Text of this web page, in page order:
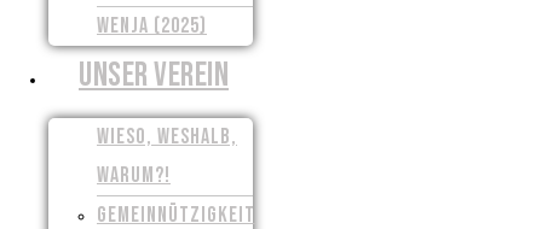
WENJA (2025)
UNSER VEREIN
WIESO, WESHALB,
WARUM?!
GEMEINNÜTZIGKEIT